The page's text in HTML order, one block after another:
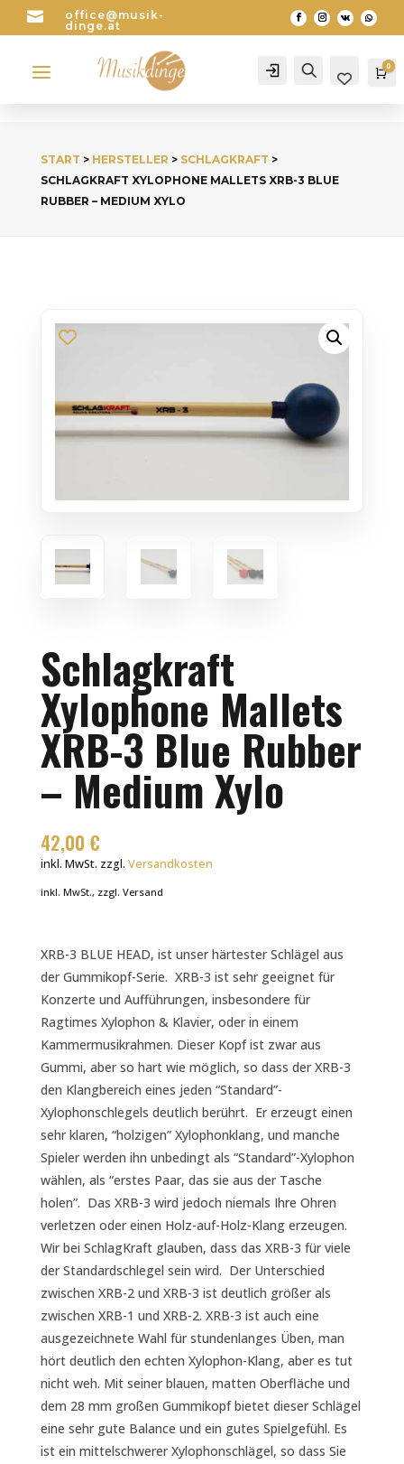

office@musik-
dinge.at
a Account Search 0
START > HERSTELLER > SCHLAGKRAFT >
SCHLAGKRAFT XYLOPHONE MALLETS XRB-3 BLUE
RUBBER – MEDIUM XYLO
Schlagkraft
Xylophone Mallets
XRB-3 Blue Rubber
– Medium Xylo
42,00 €
inkl. MwSt. zzgl. Versandkosten
inkl. MwSt., zzgl. Versand
XRB-3 BLUE HEAD, ist unser härtester Schlägel aus
der Gummikopf-Serie. XRB-3 ist sehr geeignet für
Konzerte und Aufführungen, insbesondere für
Ragtimes Xylophon & Klavier, oder in einem
Kammermusikrahmen. Dieser Kopf ist zwar aus
Gummi, aber so hart wie möglich, so dass der XRB-3
den Klangbereich eines jeden “Standard”-
Xylophonschlegels deutlich berührt. Er erzeugt einen
sehr klaren, “holzigen” Xylophonklang, und manche
Spieler werden ihn unbedingt als “Standard”-Xylophon
wählen, als “erstes Paar, das sie aus der Tasche
holen”. Das XRB-3 wird jedoch niemals Ihre Ohren
verletzen oder einen Holz-auf-Holz-Klang erzeugen.
Wir bei SchlagKraft glauben, dass das XRB-3 für viele
der Standardschlegel sein wird. Der Unterschied
zwischen XRB-2 und XRB-3 ist deutlich größer als
zwischen XRB-1 und XRB-2. XRB-3 ist auch eine
ausgezeichnete Wahl für stundenlanges Üben, man
hört deutlich den echten Xylophon-Klang, aber es tut
nicht weh. Mit seiner blauen, matten Oberfläche und
dem 28 mm großen Gummikopf bietet dieser Schlägel
eine sehr gute Balance und ein gutes Spielgefühl. Es
ist ein mittelschwerer Xylophonschlägel, so dass Sie